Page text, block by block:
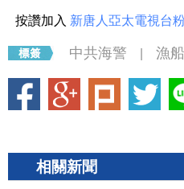
按讚加入 新唐人亞太電視台
中共海警 漁船
相關新聞